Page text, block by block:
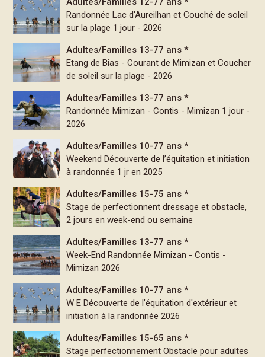
Randonnée Lac d'Aureilhan et Couché de soleil
sur la plage 1 jour - 2026
Adultes/Familles 13-77 ans *
Etang de Bias - Courant de Mimizan et Coucher
de soleil sur la plage - 2026
Adultes/Familles 13-77 ans *
Randonnée Mimizan - Contis - Mimizan 1 jour -
2026
Adultes/Familles 10-77 ans *
Weekend Découverte de l’équitation et initiation
à randonnée 1 jr en 2025
Adultes/Familles 15-75 ans *
Stage de perfectionnent dressage et obstacle,
2 jours en week-end ou semaine
Adultes/Familles 13-77 ans *
Week-End Randonnée Mimizan - Contis -
Mimizan 2026
Adultes/Familles 10-77 ans *
W E Découverte de l’équitation d'extérieur et
initiation à la randonnée 2026
Adultes/Familles 15-65 ans *
Stage perfectionnement Obstacle pour adultes